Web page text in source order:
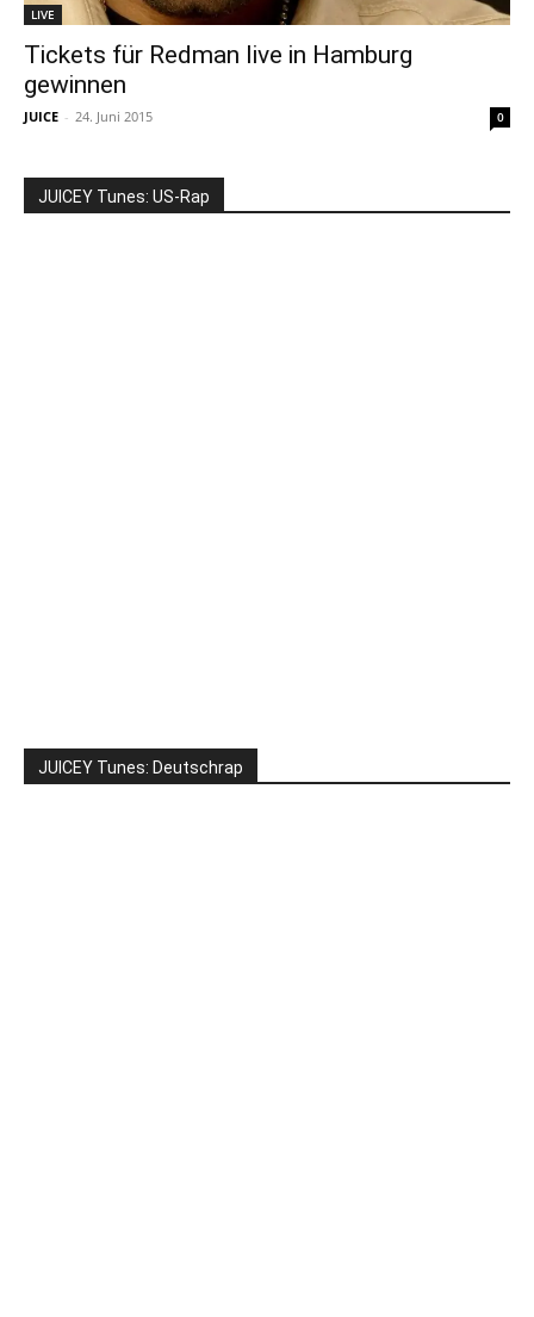
LIVE
Tickets für Redman live in Hamburg
gewinnen
JUICE - 24. Juni 2015 0
JUICEY Tunes: US-Rap
JUICEY Tunes: Deutschrap